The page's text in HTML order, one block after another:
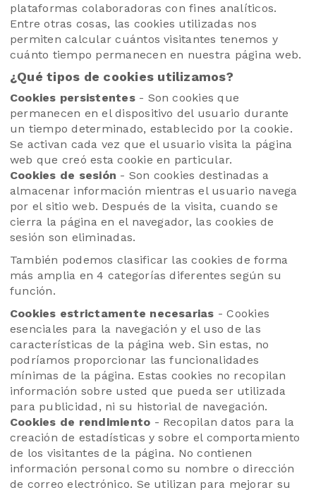
plataformas colaboradoras con fines analíticos.
Entre otras cosas, las cookies utilizadas nos
permiten calcular cuántos visitantes tenemos y
cuánto tiempo permanecen en nuestra página web.
¿Qué tipos de cookies utilizamos?
Cookies persistentes- Son cookies que
permanecen en el dispositivo del usuario durante
un tiempo determinado, establecido por la cookie.
Se activan cada vez que el usuario visita la página
web que creó esta cookie en particular.
Cookies de sesión - Son cookies destinadas a
almacenar información mientras el usuario navega
por el sitio web. Después de la visita, cuando se
cierra la página en el navegador, las cookies de
sesión son eliminadas.
También podemos clasificar las cookies de forma
más amplia en 4 categorías diferentes según su
función.
Cookies estrictamente necesarias - Cookies
esenciales para la navegación y el uso de las
características de la página web. Sin estas, no
podríamos proporcionar las funcionalidades
mínimas de la página. Estas cookies no recopilan
información sobre usted que pueda ser utilizada
para publicidad, ni su historial de navegación.
Cookies de rendimiento - Recopilan datos para la
creación de estadísticas y sobre el comportamiento
de los visitantes de la página. No contienen
información personal como su nombre o dirección
de correo electrónico. Se utilizan para mejorar su